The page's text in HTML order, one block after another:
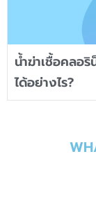
น้ำฆ่าเชื้อคลอ
ได้อย่างไร?